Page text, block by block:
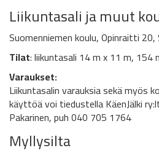
Liikuntasali ja muut
Suomenniemen koulu, Opinraitti 20,
Tilat: liikuntasali 14 m x 11 m, 154
Varaukset:
Liikuntasalin varauksia sekä myös
käyttöä voi tiedustella KäenJälki
Pakarinen, puh 040 705 1764
Myllysilta